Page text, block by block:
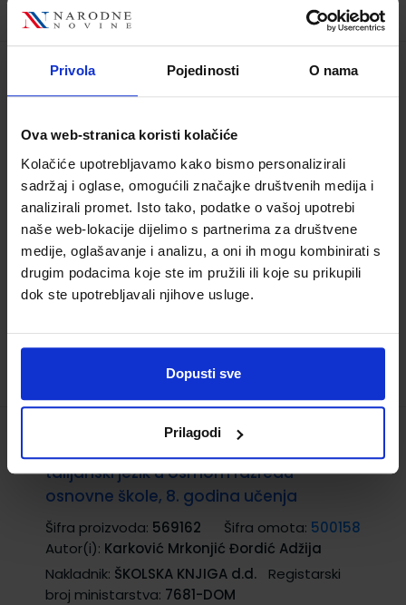
Privola Pojedinosti O nama
Ova web-stranica koristi kolačiće
Kolačiće upotrebljavamo kako bismo personalizirali
sadržaj i oglase, omogućili značajke društvenih medija i
analizirali promet. Isto tako, podatke o vašoj upotrebi
naše web-lokacije dijelimo s partnerima za društvene
medije, oglašavanje i analizu, a oni ih mogu kombinirati s
drugim podacima koje ste im pružili ili koje su prikupili
dok ste upotrebljavali njihove usluge.
Dopusti sve
Prilagodi
PAROLANDIA 5; trening jezičnih vještina iz
osnovne škole
Šifra proizvoda:569506 Šifra omota:500744
Autor(i):Dubravka Novak Silvia Venchiarutti
Nakladnik:ŠKOLSKA KNJIGA d.d.
Registarski
broj ministarstva:7672-DOM
14,50 €
talijanski jezik u osmom razredu
osnovne škole, 8. godina učenja
Šifra proizvoda: 569162 Šifra omota: 500158
Autor(i): Karković Mrkonjić Đordić Adžija
Nakladnik: ŠKOLSKA KNJIGA d.d.
Registarski
broj ministarstva: 7681-DOM